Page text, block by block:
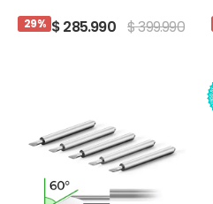
29% $ 285.990 $ 399.990